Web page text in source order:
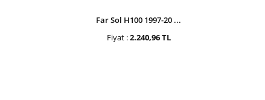
Far Sol H100 1997-20 ...
Fiyat :2.240,96 TL